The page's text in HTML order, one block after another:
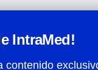
IntraMed!
contenido